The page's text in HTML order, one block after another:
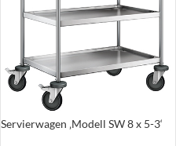
Servierwagen ‚Modell SW 8 x 5-3‘